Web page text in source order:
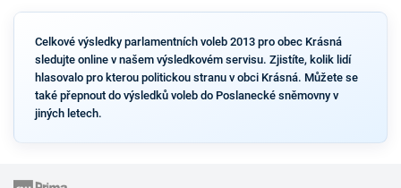
Celkové výsledky parlamentních voleb 2013 pro obec Krásná
sledujte online v našem výsledkovém servisu. Zjistíte, kolik lidí
hlasovalo pro kterou politickou stranu v obci Krásná. Můžete se
také přepnout do výsledků voleb do Poslanecké sněmovny v
jiných letech.